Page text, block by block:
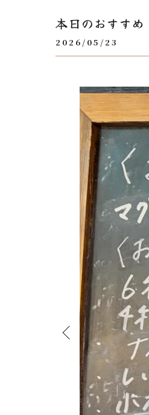
本日のおすすめ
2026/05/23